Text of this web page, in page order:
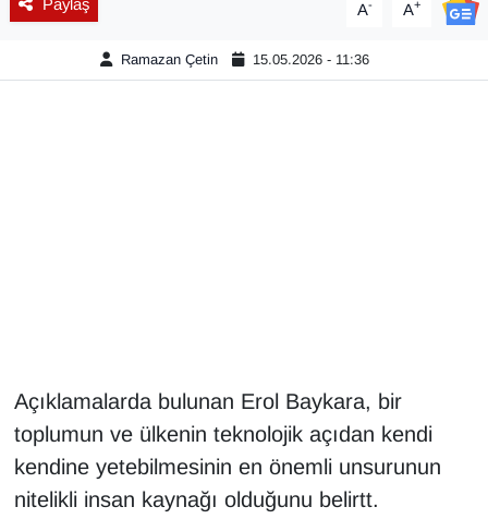
Paylaş A- A+
Ramazan Çetin 15.05.2026 - 11:36
Açıklamalarda bulunan Erol Baykara, bir
toplumun ve ülkenin teknolojik açıdan kendi
kendine yetebilmesinin en önemli unsurunun
nitelikli insan kaynağı olduğunu belirtt.
Kadın
Kamu Alımları